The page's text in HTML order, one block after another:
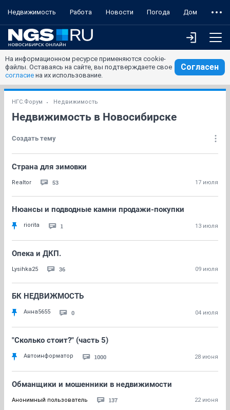
Недвижимость Работа Новости Погода Дом
На информационном ресурсе применяются cookie-
файлы. Оставаясь на сайте, вы подтверждаете свое
согласие на их использование.
Согласен
НГС.Форум Недвижимость
Недвижимость в Новосибирске
Создать тему
Страна для зимовки
Realtor 53 17 июля
Нюансы и подводные камни продажи-покупки
riorita 1 13 июля
Опека и ДКП.
Lysihka25 36 09 июля
БК НЕДВИЖМОСТЬ
Анна5655 0 04 июля
"Сколько стоит?" (часть 5)
Автоинформатор 1000 28 июня
Обманщики и мошенники в недвижимости
Анонимный пользователь 137 22 июня